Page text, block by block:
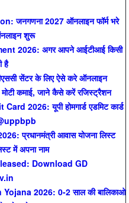
जनगणना 2027 ऑनलाइन फॉर्म भरे
शुरू
2026: अगर आपने आईटीआई किसी
है
सेंटर के लिए ऐसे करे ऑनलाइन
कमाई, जाने कैसे करें रजिस्ट्रैशन
2026: यूपी होमगार्ड एडमिट कार्ड
प्रधानमंत्री आवास योजना लिस्ट
में अपना नाम
Download GD
2026: 0-2 साल की बालिकाओ